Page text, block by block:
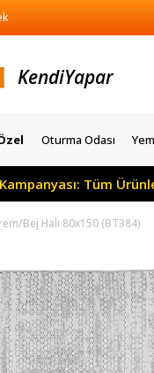
KendiSatar
Oturma Odası
Tüm Ürünlerde
Bej Halı 80x150 (BT384)